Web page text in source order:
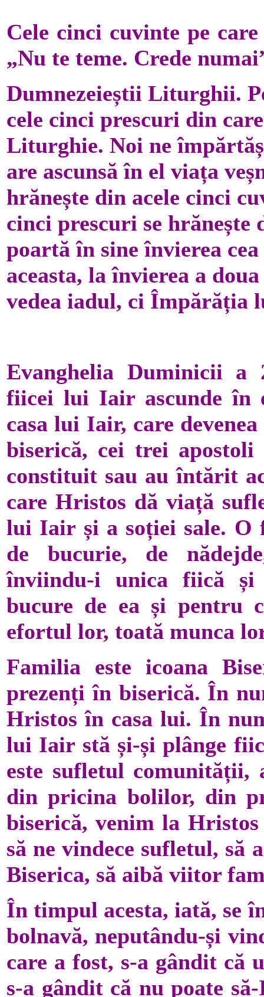
Cele cinci cuvinte pe
„Nu te teme. Crede
Dumnezeieștii Liturghii.
cele cinci prescuri din
Liturghie. Noi ne
are ascunsă în el viața
hrănește din acele cinci
cinci prescuri se hrănește
poartă în sine învierea
aceasta, la învierea a
vedea iadul, ci Împărăția
Evanghelia Duminicii a
fiicei lui Iair ascunde în
casa lui Iair, care
biserică, cei trei
constituit sau au întărit
care Hristos dă viață
lui Iair și a soției sale. O
de bucurie, de
înviindu-i unica fiică și
bucure de ea și pentru
efortul lor, toată munca
Familia este icoana
prezenți în biserică. În
Hristos în casa lui. În
lui Iair stă și-și plânge
este sufletul comunității,
din pricina bolilor, din
biserică, venim la
să ne vindece sufletul,
Biserica, să aibă viitor
În timpul acesta, iată, se
bolnavă, neputându-și
care a fost, s-a gândit că
s-a gândit că nu poate